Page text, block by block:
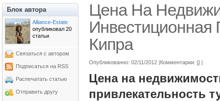
Цена На
Инвестиционная
Кипра
Опубликованно: 02/11/2012 |Комментарии: 0 |
Цена на
привлекательность
Блок автора
Alliance-Estate
опубликовал 20
статьи
Связаться с автором
Подписаться на RSS
Распечатать статью
Отправить другу